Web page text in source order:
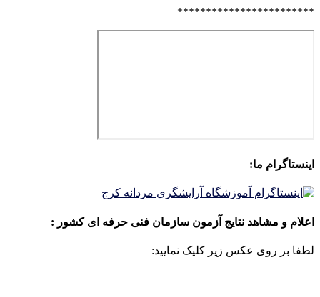
************************
اینستاگرام ما:
اعلام و مشاهد نتایج آزمون سازمان فنی حرفه ای کشور :
لطفا بر روی عکس زیر کلیک نمایید: